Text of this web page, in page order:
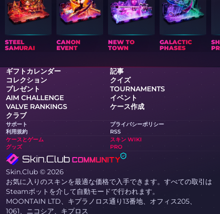
STEEL
SAMURAI
CANON
EVENT
NEW TO
TOWN
GALACTIC
PHASES
ギフトカレンダー
記事
コレクション
クイズ
プレゼント
TOURNAMENTS
AIM CHALLENGE
イベント
VALVE RANKINGS
ケース作成
クラブ
サポート
プライバシーポリシー
利用規約
RSS
ケースとゲーム
スキン WIKI
グッズ
PRO
Skin.Club © 2026
お気に入りのスキンを最適な価格で入手できます。すべての取引は
Steamボットを介して自動モードで行われます。
MOONTAIN LTD、キプラノロス通り13番地、オフィス205、
1061、ニコシア、キプロス